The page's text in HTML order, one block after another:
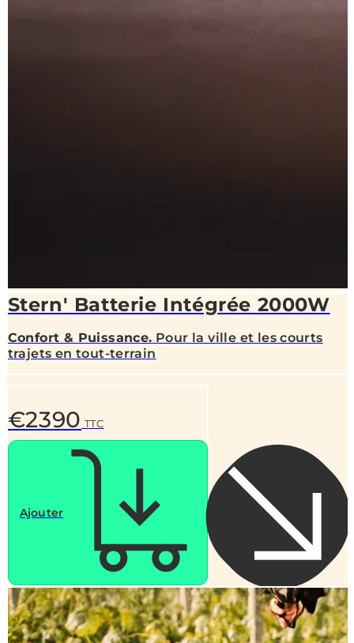
Stern' Batterie Intégrée 2000W
Confort & Puissance. Pour la ville et les courts
trajets en tout-terrain
€2390 TTC
Ajouter